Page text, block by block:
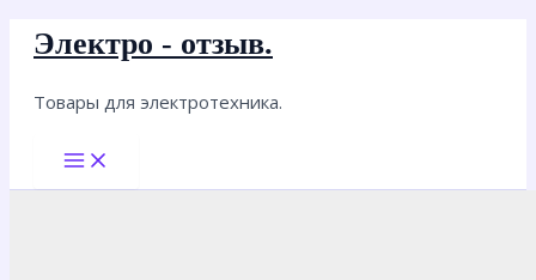
Перейти
содержимому
Электро - отзыв.
Товары для электротехника.
Main
Menu